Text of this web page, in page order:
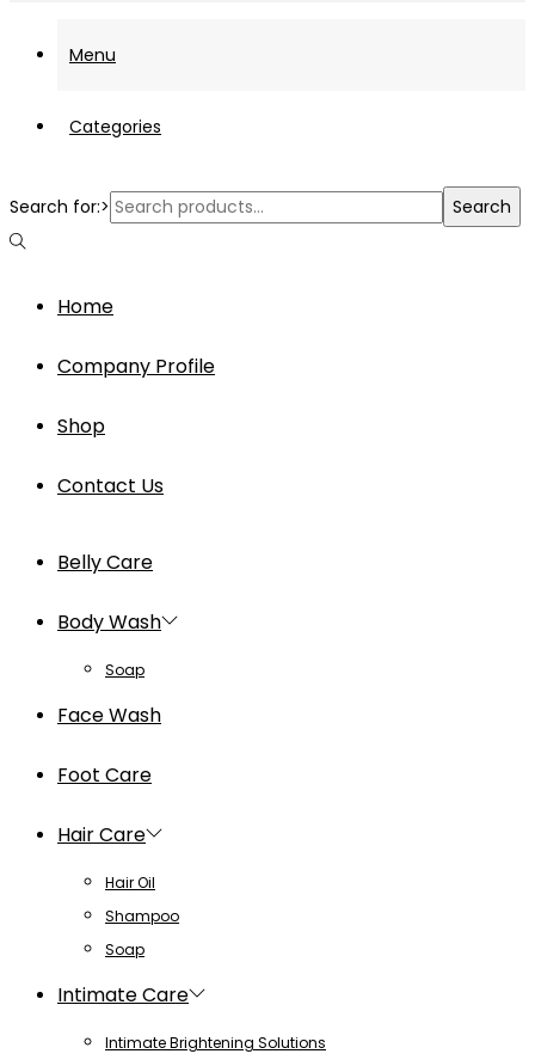
Menu
Categories
Search for:> Search
Home
Company Profile
Shop
Contact Us
Belly Care
Body Wash
Soap
Face Wash
Foot Care
Hair Care
Hair Oil
Shampoo
Soap
Intimate Care
Intimate Brightening Solutions